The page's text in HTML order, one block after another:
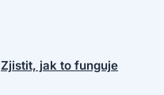
Zjistit, jak to funguje